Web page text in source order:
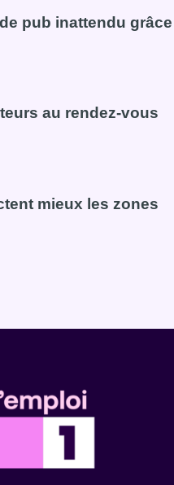
pub inattendu grâce
de pub inattendu grâce
au rendez-vous
visiteurs au rendez-vous
mieux les zones
mieux les zones 30